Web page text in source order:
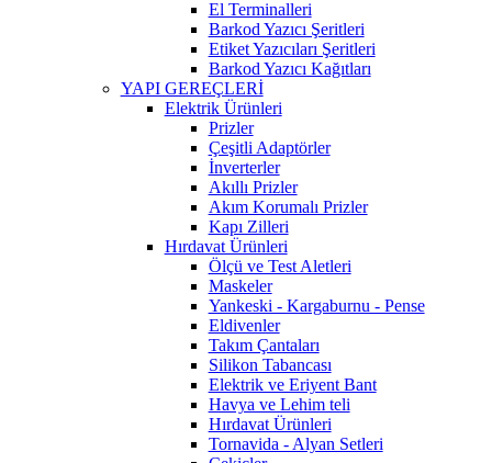
El Terminalleri
Barkod Yazıcı Şeritleri
Etiket Yazıcıları Şeritleri
Barkod Yazıcı Kağıtları
YAPI GEREÇLERİ
Elektrik Ürünleri
Prizler
Çeşitli Adaptörler
İnverterler
Akıllı Prizler
Akım Korumalı Prizler
Kapı Zilleri
Hırdavat Ürünleri
Ölçü ve Test Aletleri
Maskeler
Yankeski - Kargaburnu - Pense
Eldivenler
Takım Çantaları
Silikon Tabancası
Elektrik ve Eriyent Bant
Havya ve Lehim teli
Hırdavat Ürünleri
Tornavida - Alyan Setleri